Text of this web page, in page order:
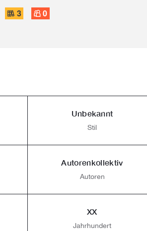
3 0
Unbekannt
Stil
Autorenkollektiv
Autoren
XX
Jahrhundert